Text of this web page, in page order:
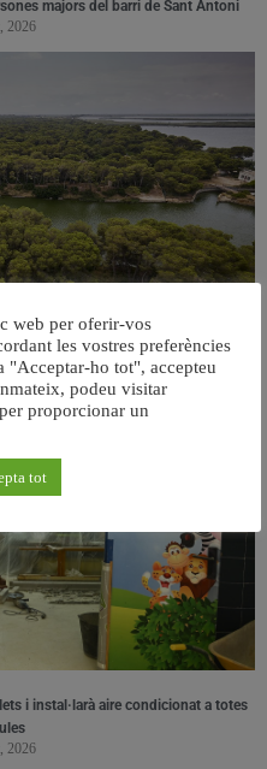
majors del barri de Sant Antoni
2026
de la Devesa durant el mes de
2026
i instal·larà aire condicionat a totes
2026
web per oferir-vos
les vostres preferències
"Acceptar-ho tot", accepteu
podeu visitar
proporcionar un
tot